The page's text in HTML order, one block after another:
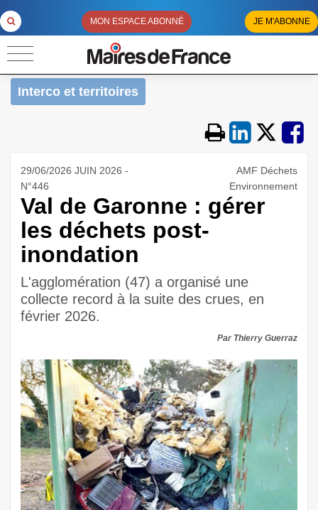
MON ESPACE ABONNÉ JE M'ABONNE
Interco et territoires
29/06/2026 JUIN 2026 -
N°446
AMF Déchets
Environnement
Val de Garonne : gérer
les déchets post-
inondation
L'agglomération (47) a organisé une
collecte record à la suite des crues, en
février 2026.
Par Thierry Guerraz